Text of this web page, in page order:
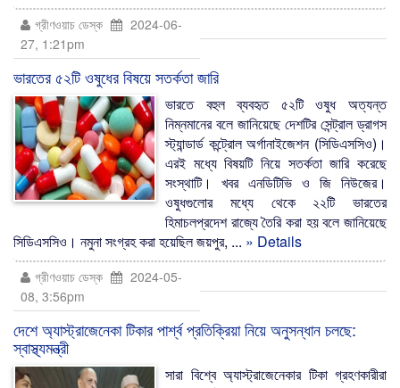
গ্রীণওয়াচ ডেস্ক
2024-06-
27, 1:21pm
ভারতের ৫২টি ওষুধের বিষয়ে সতর্কতা জারি
ভারতে বহুল ব্যবহৃত ৫২টি ওষুধ অত্যন্ত
নিম্নমানের বলে জানিয়েছে দেশটির সেন্ট্রাল ড্রাগস
স্ট্যান্ডার্ড কন্ট্রোল অর্গানাইজেশন (সিডিএসসিও)।
এরই মধ্যে বিষয়টি নিয়ে সতর্কতা জারি করেছে
সংস্থাটি। খবর এনডিটিভি ও জি নিউজের।
ওষুধগুলোর মধ্যে থেকে ২২টি ভারতের
হিমাচলপ্রদেশ রাজ্যে তৈরি করা হয় বলে জানিয়েছে
সিডিএসসিও। নমুনা সংগ্রহ করা হয়েছিল জয়পুর, ... » Details
গ্রীণওয়াচ ডেস্ক
2024-05-
08, 3:56pm
দেশে অ্যাস্ট্রাজেনেকা টিকার পার্শ্ব প্রতিক্রিয়া নিয়ে অনুসন্ধান চলছে:
স্বাস্থ্যমন্ত্রী
সারা বিশ্বে অ্যাস্ট্রাজেনেকার টিকা গ্রহণকারীরা